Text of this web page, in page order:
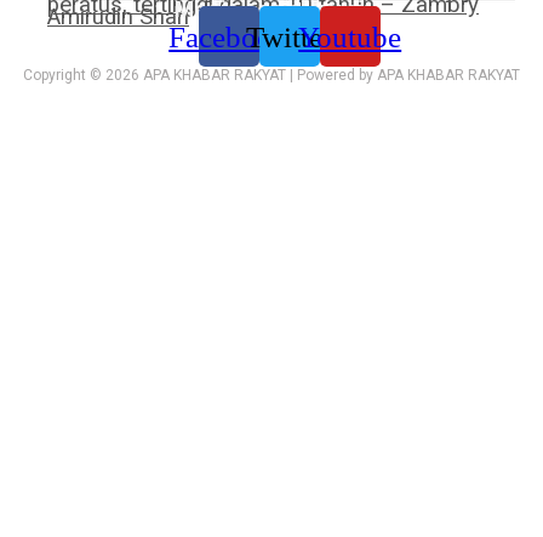
Amirudin ShariMedia sosial kami:
FacebookTwitterYoutube
Copyright © 2026 APA KHABAR RAKYAT | Powered by APA KHABAR RAKYAT